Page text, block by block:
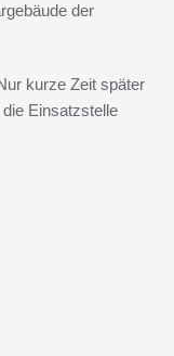
der
kurze Zeit später
Einsatzstelle